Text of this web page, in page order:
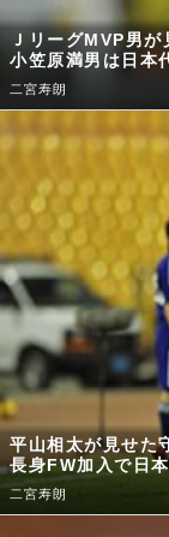
ＪリーグMVP男が
小笠原満男は日本
二宮寿朗
平山相太が見せた
長身FW加入で日
二宮寿朗